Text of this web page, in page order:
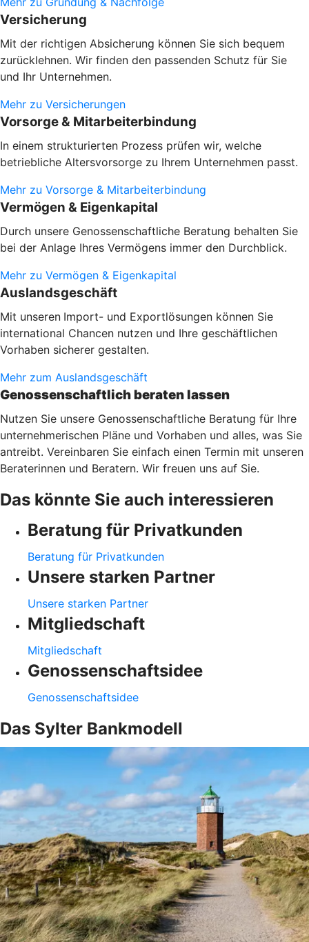
Versicherung
Mit der richtigen Absicherung können Sie sich bequem
zurücklehnen. Wir finden den passenden Schutz für Sie
und Ihr Unternehmen.
Mehr zu Versicherungen
Vorsorge & Mitarbeiterbindung
In einem strukturierten Prozess prüfen wir, welche
betriebliche Altersvorsorge zu Ihrem Unternehmen passt.
Mehr zu Vorsorge & Mitarbeiterbindung
Vermögen & Eigenkapital
Durch unsere Genossenschaftliche Beratung behalten Sie
bei der Anlage Ihres Vermögens immer den Durchblick.
Mehr zu Vermögen & Eigenkapital
Auslandsgeschäft
Mit unseren Import- und Exportlösungen können Sie
international Chancen nutzen und Ihre geschäftlichen
Vorhaben sicherer gestalten.
Mehr zum Auslandsgeschäft
Genossenschaftlich beraten lassen
Nutzen Sie unsere Genossenschaftliche Beratung für Ihre
unternehmerischen Pläne und Vorhaben und alles, was Sie
antreibt. Vereinbaren Sie einfach einen Termin mit unseren
Beraterinnen und Beratern. Wir freuen uns auf Sie.
Das könnte Sie auch interessieren
Beratung für Privatkunden
Beratung für Privatkunden
Unsere starken Partner
Unsere starken Partner
Mitgliedschaft
Mitgliedschaft
Genossenschaftsidee
Genossenschaftsidee
Das Sylter Bankmodell